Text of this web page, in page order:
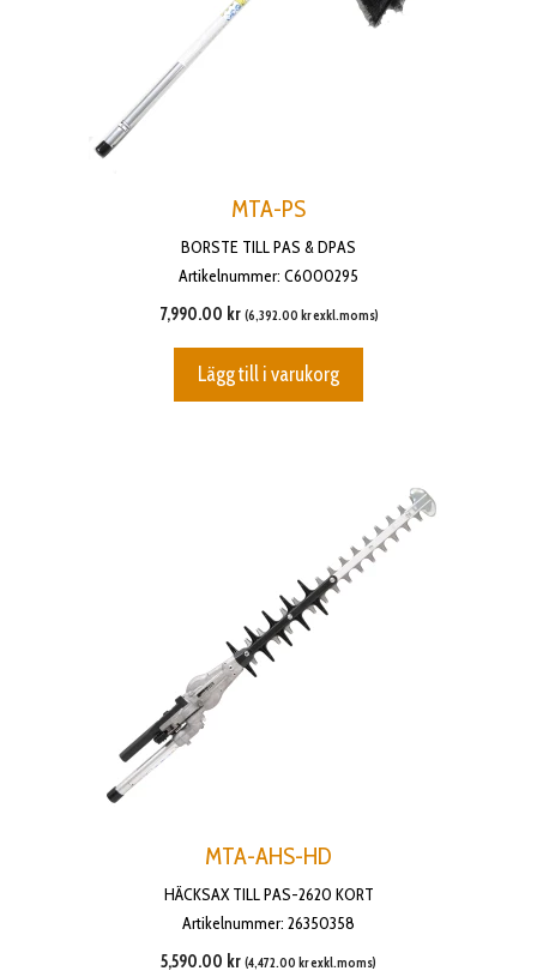
MTA-PS
BORSTE TILL PAS & DPAS
Artikelnummer: C6000295
7,990.00 kr (6,392.00 krexkl.moms)
Lägg till i varukorg
MTA-AHS-HD
HÄCKSAX TILL PAS-2620 KORT
Artikelnummer: 26350358
5,590.00 kr (4,472.00 krexkl.moms)